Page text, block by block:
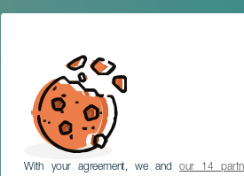
With your agreement, we andour 14